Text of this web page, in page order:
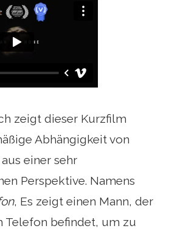
zeigt dieser Kurzfilm
Abhängigkeit von
einer sehr
Perspektive. Namens
, Es zeigt einen Mann, der
Telefon befindet, um zu